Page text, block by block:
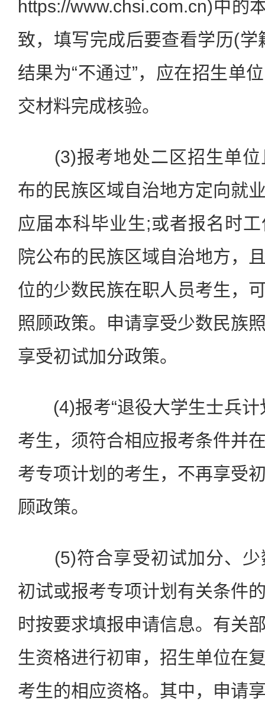
https://www.chsi.com.cn)中的
致，填写完成后要查看学历(
结果为“不通过”，应在招生单
交材料完成核验。
(3)报考地处二区招生单位
布的民族区域自治地方定向就
应届本科毕业生;或者报名时
院公布的民族区域自治地方，
位的少数民族在职人员考生，
照顾政策。申请享受少数民族
享受初试加分政策。
(4)报考“退役大学生士兵计
考生，须符合相应报考条件并
考专项计划的考生，不再享受
顾政策。
(5)符合享受初试加分、少
初试或报考专项计划有关条件
时按要求填报申请信息。有关
生资格进行初审，招生单位在
考生的相应资格。其中，申请